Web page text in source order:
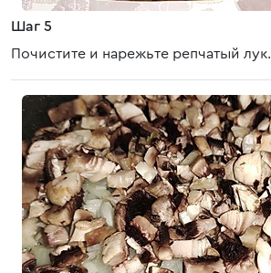
Шаг 5
Почистите и нарежьте репчатый лук.